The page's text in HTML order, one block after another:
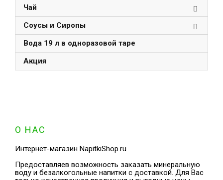
Чай
Соусы и Сиропы
Вода 19 л в одноразовой таре
Акция
О НАС
Интернет-магазин NapitkiShop.ru
Предоставляев возможность заказать минеральную
воду и безалкогольные напитки с доставкой. Для Вас